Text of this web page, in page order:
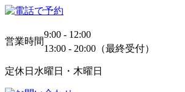
営業時間
9:00 - 12:00
13:00 - 20:00（最終受付）
定休日 水曜日・木曜日